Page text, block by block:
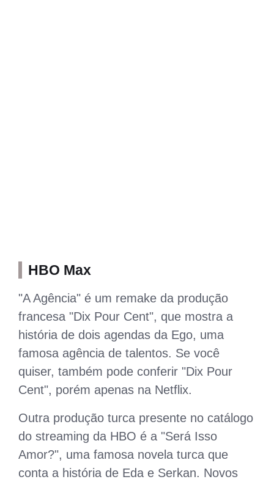
HBO Max
"A Agência" é um remake da produção
francesa "Dix Pour Cent", que mostra a
história de dois agendas da Ego, uma
famosa agência de talentos. Se você
quiser, também pode conferir "Dix Pour
Cent", porém apenas na Netflix.
Outra produção turca presente no catálogo
do streaming da HBO é a "Será Isso
Amor?", uma famosa novela turca que
conta a história de Eda e Serkan. Novos